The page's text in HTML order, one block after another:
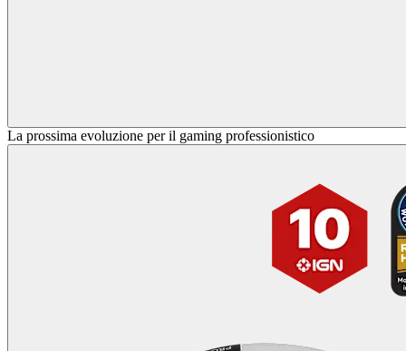
La prossima evoluzione per il gaming professionistico